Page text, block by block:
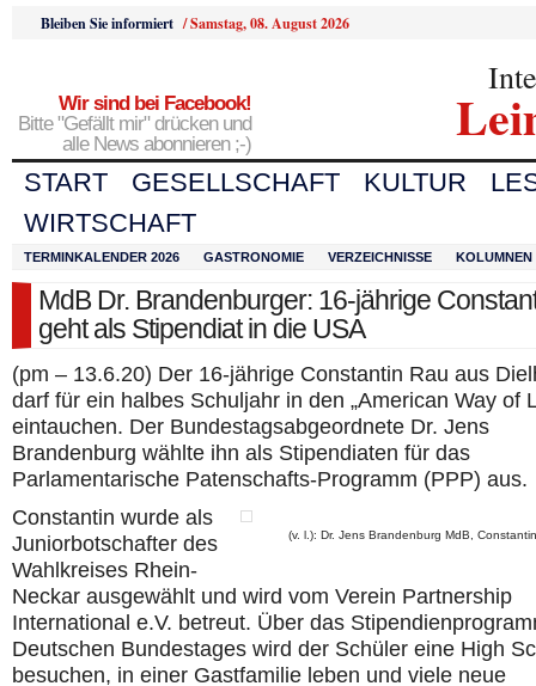
Bleiben Sie informiert /Samstag, 08. August 2026
Wir sind bei Facebook!
Bitte "Gefällt mir" drücken und
alle News abonnieren ;-)
START GESELLSCHAFT KULTUR
WIRTSCHAFT
TERMINKALENDER 2026 GASTRONOMIE VERZEICHNISSE KOLUMNEN
MdB Dr. Brandenburger: 16-jährige
geht als Stipendiat in die USA
(pm – 13.6.20) Der 16-jährige Constantin Rau aus
darf für ein halbes Schuljahr in den „American Way of
eintauchen. Der Bundestagsabgeordnete Dr. Jens
Brandenburg wählte ihn als Stipendiaten für das
Parlamentarische Patenschafts-Programm (PPP) aus.
(v. l.): Dr. Jens Brandenburg MdB,
Constantin wurde als
Juniorbotschafter des
Wahlkreises Rhein-
Neckar ausgewählt und wird vom Verein Partnership
International e.V. betreut. Über das
Deutschen Bundestages wird der Schüler eine High
besuchen, in einer Gastfamilie leben und viele neue